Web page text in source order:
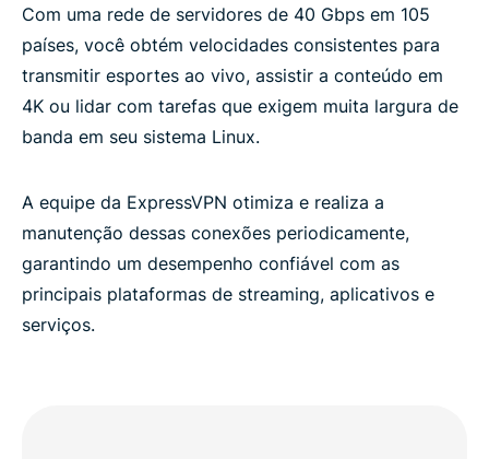
Com uma rede de servidores de 40 Gbps em 105
países, você obtém velocidades consistentes para
transmitir esportes ao vivo, assistir a conteúdo em
4K ou lidar com tarefas que exigem muita largura de
banda em seu sistema Linux.
A equipe da ExpressVPN otimiza e realiza a
manutenção dessas conexões periodicamente,
garantindo um desempenho confiável com as
principais plataformas de streaming, aplicativos e
serviços.